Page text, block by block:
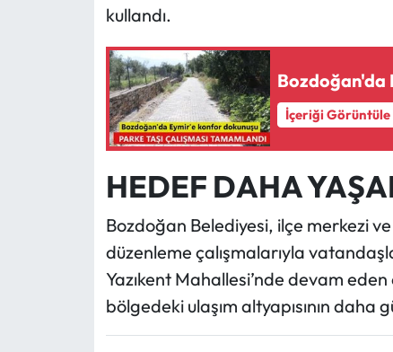
kullandı.
Bozdoğan'da
İçeriği Görüntüle
HEDEF DAHA
Bozdoğan Belediyesi, ilçe merkezi
düzenleme çalışmalarıyla
Yazıkent Mahallesi’nde devam
bölgedeki ulaşım altyapısının